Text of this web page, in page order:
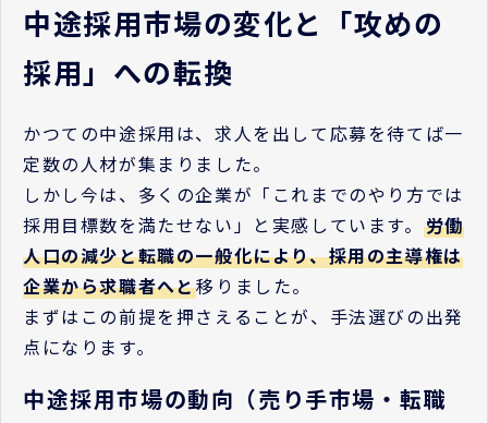
中途採用市場の変化と「攻めの
採用」への転換
かつての中途採用は、求人を出して応募を待てば一
定数の人材が集まりました。
しかし今は、多くの企業が「これまでのやり方では
採用目標数を満たせない」と実感しています。 労働
人口の減少と転職の一般化により、採用の主導権は
企業から求職者へと移りました。
まずはこの前提を押さえることが、手法選びの出発
点になります。
中途採用市場の動向（売り手市場・転職